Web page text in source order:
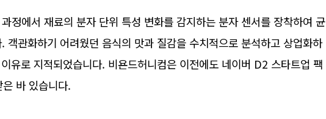
정에서 재료의 분자 단위 특성 변화를 감지하는 분자 센서를 장착하여 균
객관화하기 어려웠던 음식의 맛과 질감을 수치적으로 분석하고 상업화하
유로 지적되었습니다. 비욘드허니컴은 이전에도 네이버 D2 스타트업 팩
바 있습니다.